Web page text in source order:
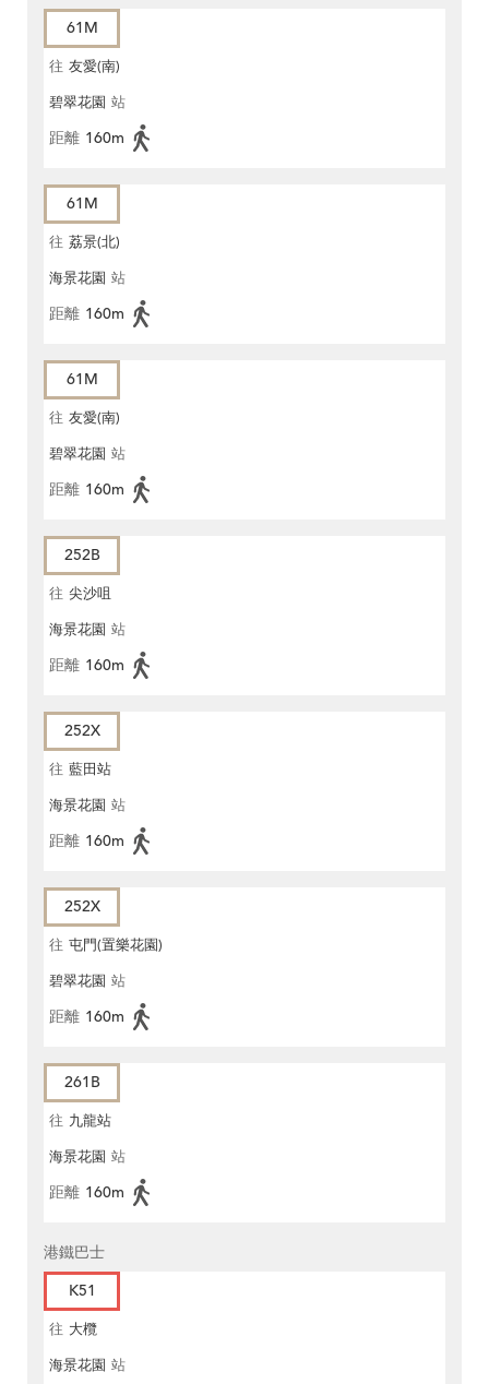
61M
往 友愛(南)
碧翠花園 站
距離 160m
61M
往 荔景(北)
海景花園 站
距離 160m
61M
往 友愛(南)
碧翠花園 站
距離 160m
252B
往 尖沙咀
海景花園 站
距離 160m
252X
往 藍田站
海景花園 站
距離 160m
252X
往 屯門(置樂花園)
碧翠花園 站
距離 160m
261B
往 九龍站
海景花園 站
距離 160m
港鐵巴士
K51
往 大欖
海景花園 站